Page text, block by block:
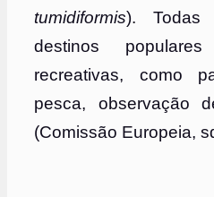
tumidiformis). Todas
destinos
recreativas, como
pesca, observação
(Comissão Europeia,